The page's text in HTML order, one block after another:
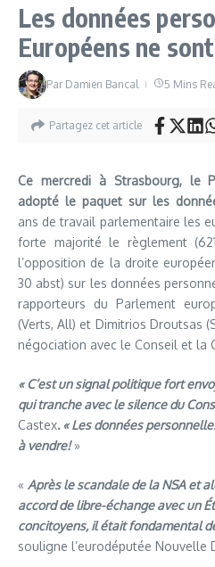
Les données
Européens ne
Par Damien Bancal 5 Mins
Partagez cet article
Ce mercredi à Strasbourg, le
adopté le paquet sur les
ans de travail parlementaire les
forte majorité le règlement
l’opposition de la droite
30 abst) sur les données
rapporteurs du Parlement
(Verts, All) et Dimitrios Droutsas
négociation avec le Conseil et la
« C’est un signal politique fort
qui tranche avec le silence du
Castex. « Les données
à vendre!»
« Après le scandale de la NSA et
accord de libre-échange avec un
concitoyens, il était fondamental
souligne l’eurodéputée Nouvelle